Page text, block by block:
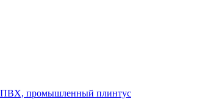
ПВХ, промышленный плинтус